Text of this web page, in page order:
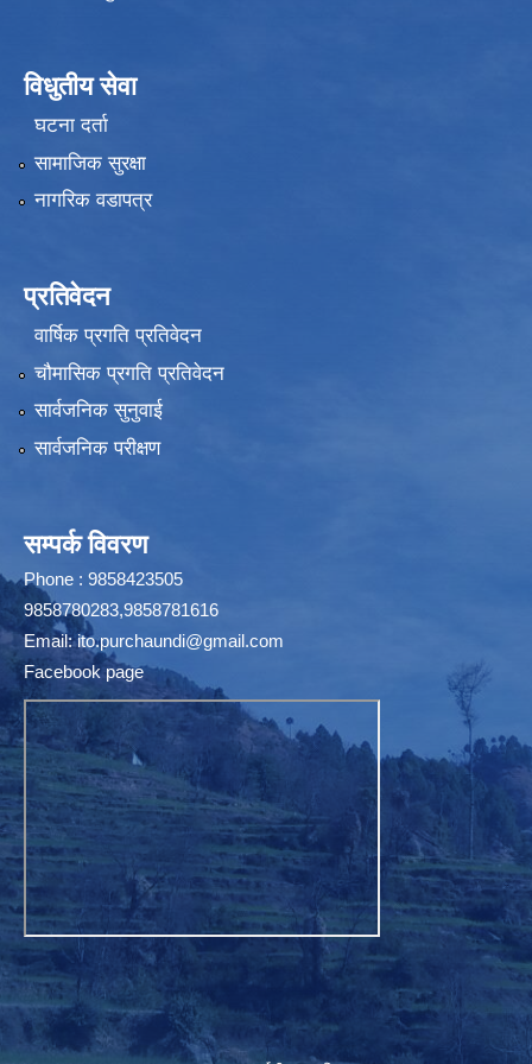
विधुतीय सेवा
घटना दर्ता
सामाजिक सुरक्षा
नागरिक वडापत्र
प्रतिवेदन
वार्षिक प्रगति प्रतिवेदन
चौमासिक प्रगति प्रतिवेदन
सार्वजनिक सुनुवाई
सार्वजनिक परीक्षण
सम्पर्क विवरण
Phone : 9858423505
9858780283,9858781616
Email:ito.purchaundi@gmail.com
Facebook page